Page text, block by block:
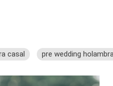
casal pre wedding